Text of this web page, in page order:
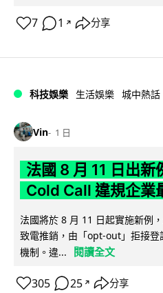
7 1 ↗ 分享
科技娛樂 生活娛樂 城中熱話
Vin 1 日
法國 8 月 11 日出新
Cold Call 違規企業
法國將於 8 月 11 日起實施新例
致電推銷，由「opt-out」拒接
機制。違...
閱讀全文
305 25 ↗ 分享